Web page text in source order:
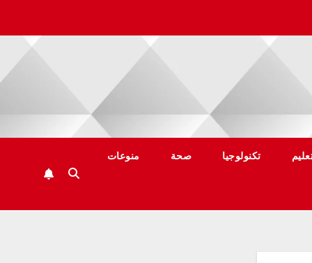
تكنولوجيا صحة منوعات